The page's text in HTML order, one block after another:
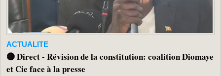
ACTUALITE
🔴 Direct - Révision de la constitution: coalition Diomaye
et Cie face à la presse